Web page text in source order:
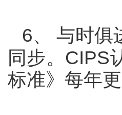
6、 与时俱
同步。 CIPS
标准》每年更